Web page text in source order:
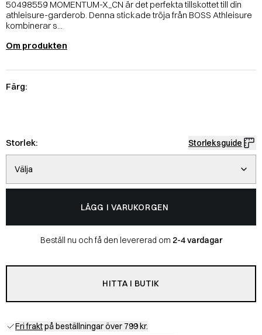
50498559 MOMENTUM-X_CN är det perfekta tillskottet till din
athleisure-garderob. Denna stickade tröja från BOSS Athleisure
kombinerar s...
Om produkten
Färg:
Storlek: Storleksguide
Välja
LÄGG I VARUKORGEN
Beställ nu och få den levererad om 2-4 vardagar
HITTA I BUTIK
Fri fraktpå beställningar över 799 kr.